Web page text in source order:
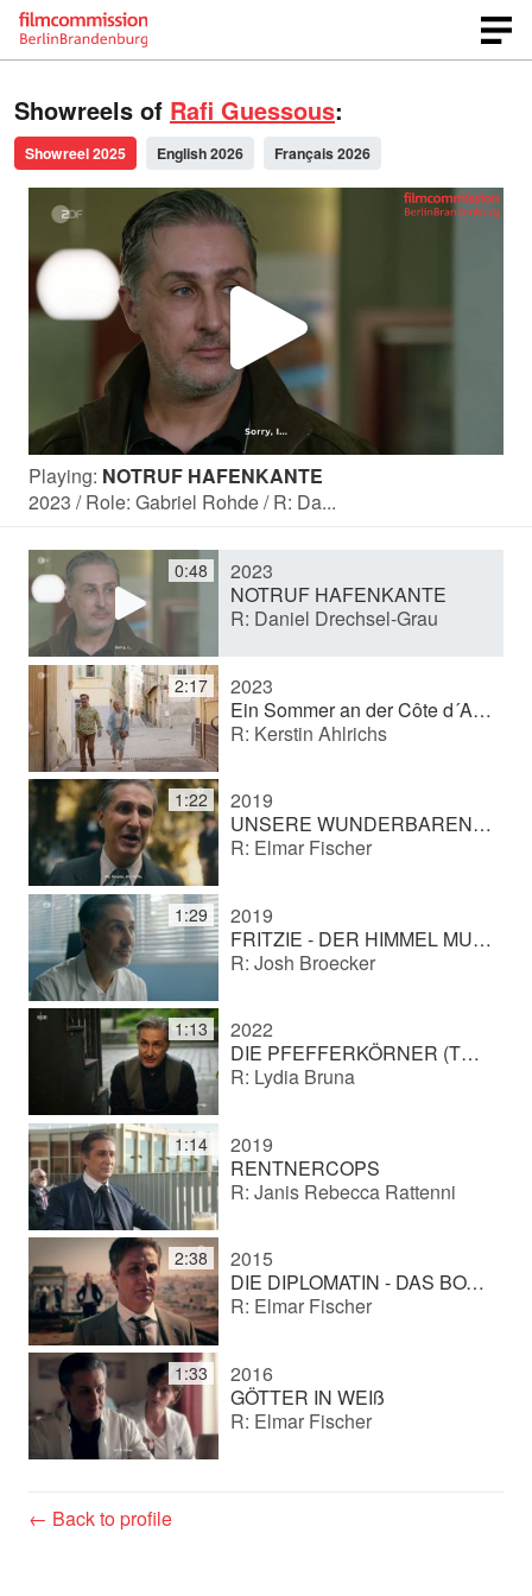
Showreels of Rafi Guessous:
Showreel 2025 English 2026 Français 2026
P
l
a
y
V
i
d
e
o
Playing: NOTRUF HAFENKANTE
2023 / Role: Gabriel Rohde / R: Da...
0:48
2023
NOTRUF HAFENKANTE
R: Daniel Drechsel-Grau
2:17
2023
Ein Sommer an der Côte d´Azur
R: Kerstin Ahlrichs
1:22
2019
UNSERE WUNDERBAREN JAHRE
R: Elmar Fischer
1:29
2019
FRITZIE - DER HIMMEL MUSS WARTEN
R: Josh Broecker
1:13
2022
DIE PFEFFERKÖRNER (TV series)
R: Lydia Bruna
1:14
2019
RENTNERCOPS
R: Janis Rebecca Rattenni
2:38
2015
DIE DIPLOMATIN - DAS BOTSCHAFTSATTENTAT
R: Elmar Fischer
1:33
2016
GÖTTER IN WEIß
R: Elmar Fischer
← Back to profile